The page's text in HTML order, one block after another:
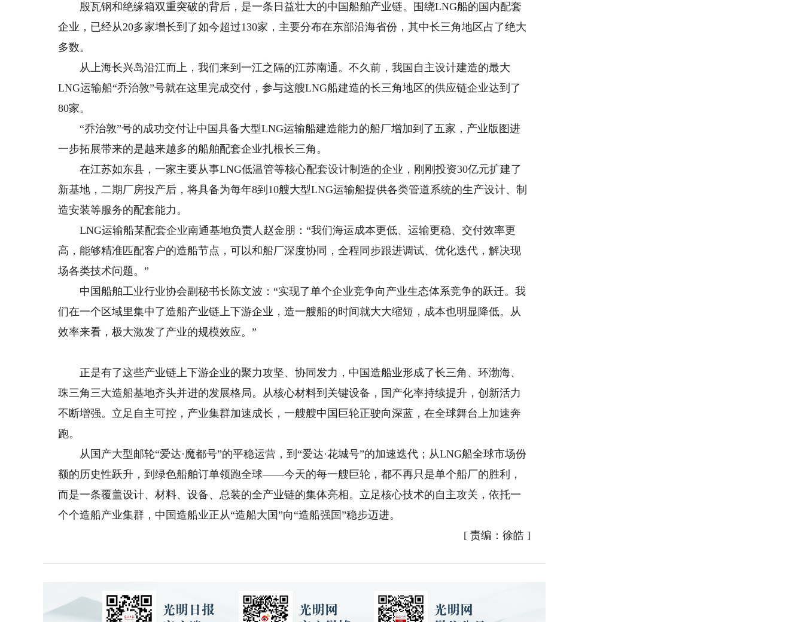
殷瓦钢和绝缘箱双重突破的背后，是一条日益壮大的中国船舶产业链。围绕LNG船的国内配套
企业，已经从20多家增长到了如今超过130家，主要分布在东部沿海省份，其中长三角地区占了绝大
多数。
从上海长兴岛沿江而上，我们来到一江之隔的江苏南通。不久前，我国自主设计建造的最大
LNG运输船“乔治敦”号就在这里完成交付，参与这艘LNG船建造的长三角地区的供应链企业达到了
80家。
“乔治敦”号的成功交付让中国具备大型LNG运输船建造能力的船厂增加到了五家，产业版图进
一步拓展带来的是越来越多的船舶配套企业扎根长三角。
在江苏如东县，一家主要从事LNG低温管等核心配套设计制造的企业，刚刚投资30亿元扩建了
新基地，二期厂房投产后，将具备为每年8到10艘大型LNG运输船提供各类管道系统的生产设计、制
造安装等服务的配套能力。
LNG运输船某配套企业南通基地负责人赵金朋：“我们海运成本更低、运输更稳、交付效率更
高，能够精准匹配客户的造船节点，可以和船厂深度协同，全程同步跟进调试、优化迭代，解决现
场各类技术问题。”
中国船舶工业行业协会副秘书长陈文波：“实现了单个企业竞争向产业生态体系竞争的跃迁。我
们在一个区域里集中了造船产业链上下游企业，造一艘船的时间就大大缩短，成本也明显降低。从
效率来看，极大激发了产业的规模效应。”
正是有了这些产业链上下游企业的聚力攻坚、协同发力，中国造船业形成了长三角、环渤海、
珠三角三大造船基地齐头并进的发展格局。从核心材料到关键设备，国产化率持续提升，创新活力
不断增强。立足自主可控，产业集群加速成长，一艘艘中国巨轮正驶向深蓝，在全球舞台上加速奔
跑。
从国产大型邮轮“爱达·魔都号”的平稳运营，到“爱达·花城号”的加速迭代；从LNG船全球市场份
额的历史性跃升，到绿色船舶订单领跑全球——今天的每一艘巨轮，都不再只是单个船厂的胜利，
而是一条覆盖设计、材料、设备、总装的全产业链的集体亮相。立足核心技术的自主攻关，依托一
个个造船产业集群，中国造船业正从“造船大国”向“造船强国”稳步迈进。
[ 责编：徐皓 ]